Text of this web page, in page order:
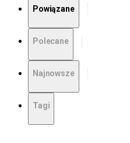
Powiązane
Polecane
Najnowsze
Tagi